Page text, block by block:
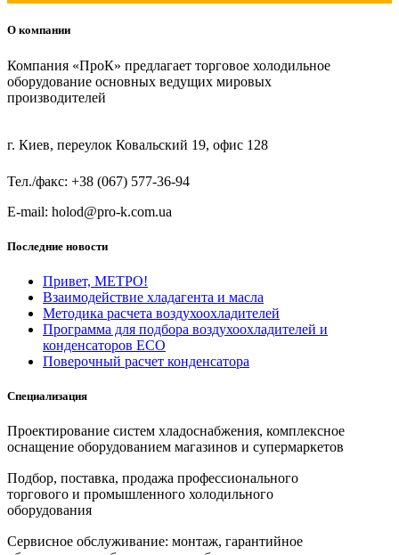
О компании
Компания «ПроК» предлагает торговое холодильное
оборудование основных ведущих мировых
производителей
г. Киев, переулок Ковальский 19, офис 128
Тел./факс: +38 (067) 577-36-94
E-mail: holod@pro-k.com.ua
Последние новости
Привет, МЕТРО!
Взаимодействие хладагента и масла
Методика расчета воздухоохладителей
Программа для подбора воздухоохладителей и
конденсаторов ECO
Поверочный расчет конденсатора
Специализация
Проектирование систем хладоснабжения, комплексное
оснащение оборудованием магазинов и супермаркетов
Подбор, поставка, продажа профессионального
торгового и промышленного холодильного
оборудования
Сервисное обслуживание: монтаж, гарантийное